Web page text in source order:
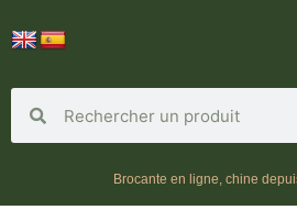
Brocante en ligne, chine